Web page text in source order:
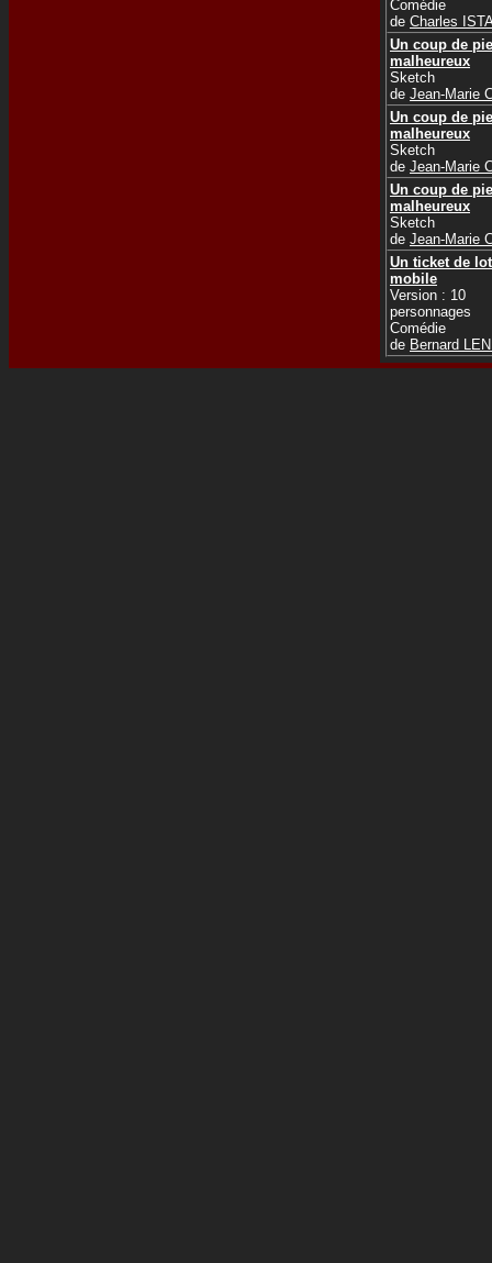
Comédie
de Charles
Un coup de
malheureux
Sketch
de Jean-Marie
Un coup de
malheureux
Sketch
de Jean-Marie
Un coup de
malheureux
Sketch
de Jean-Marie
Un ticket de
mobile
Version : 10
personnages
Comédie
de Bernard